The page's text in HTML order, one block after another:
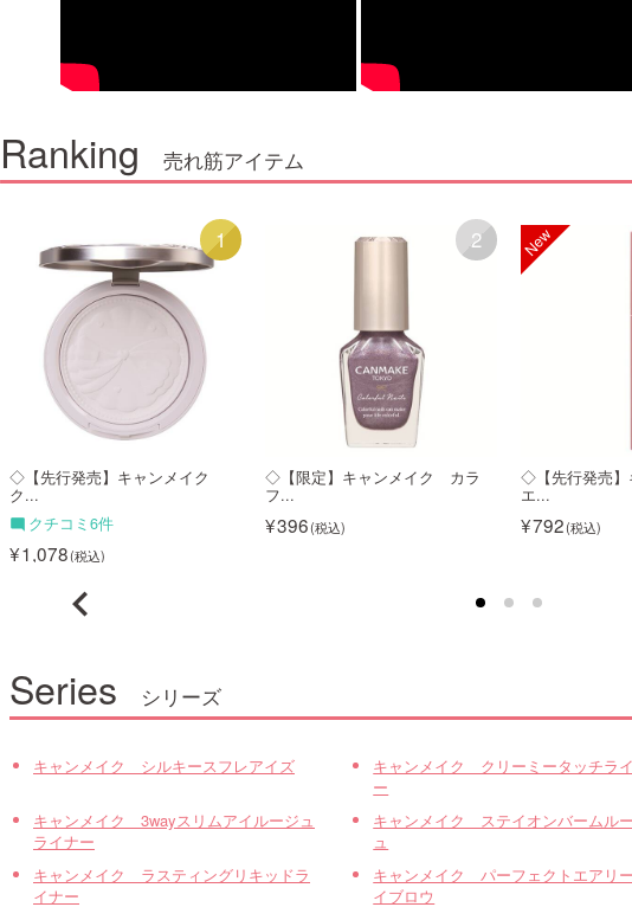
Ranking 売れ筋アイテム
1
◇【先行発売】キャンメイク
ク...
クチコミ6件
1,078
2
◇【限定】キャンメイク カラ
フ...
396
◇【先行発売
エ...
792
Series シリーズ
キャンメイク シルキースフレアイズ
キャンメイク クリーミータッチラ
ー
キャンメイク 3wayスリムアイルージュ
ライナー
キャンメイク ステイオンバームル
ュ
キャンメイク ラスティングリキッドラ
イナー
キャンメイク パーフェクトエアリ
イブロウ